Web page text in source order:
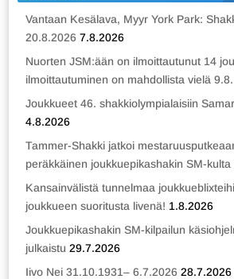
Vantaan Kesälava, Myyr York Park:
20.8.2026 7.8.2026
Nuorten JSM:ään on ilmoittautunut 14
ilmoittautuminen on mahdollista vielä
Joukkueet 46. shakkiolympialaisiin
4.8.2026
Tammer-Shakki jatkoi
peräkkäinen joukkuepikashakin SM-kulta
Kansainvälistä tunnelmaa
joukkueen suoritusta livenä! 1.8.2026
Joukkuepikashakin SM-kilpailun
julkaistu 29.7.2026
Iivo Nei 31.10.1931– 6.7.2026 28.7.2026